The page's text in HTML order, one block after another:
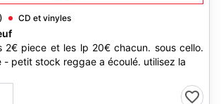
CD et vinyles
2€ piece et les lp 20€ chacun. sous cello.
- petit stock reggae a écoulé. utilisez la